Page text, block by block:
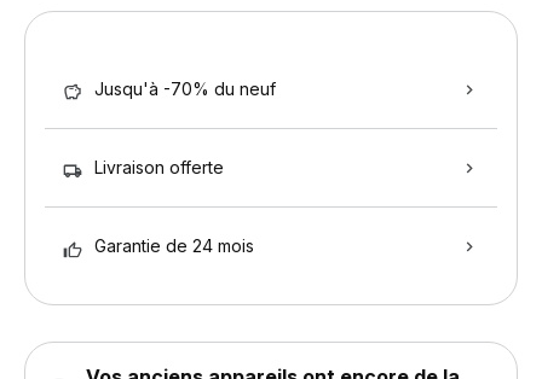
Jusqu'à -70% du neuf
Livraison offerte
Garantie de 24 mois